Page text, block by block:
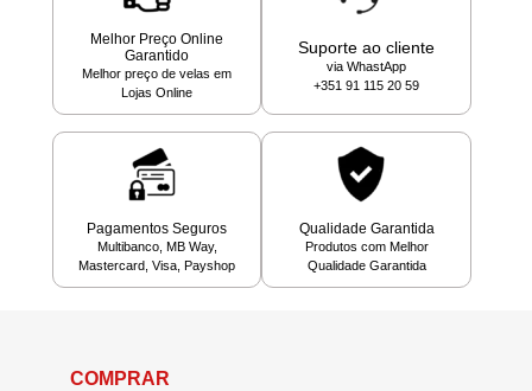
Melhor Preço Online
Garantido
Melhor preço de velas em
Lojas Online
Suporte ao cliente
via WhastApp
+351 91 115 20 59
Pagamentos Seguros
Multibanco, MB Way,
Mastercard, Visa, Payshop
Qualidade Garantida
Produtos com Melhor
Qualidade Garantida
COMPRAR